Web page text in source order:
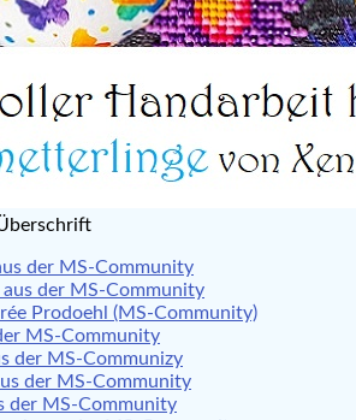
der MS-Community
der MS-Community
Prodoehl (MS-Community)
MS-Community
der MS-Communizy
der MS-Community
der MS-Community